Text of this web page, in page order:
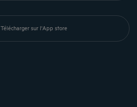
Télécharger sur l'App store